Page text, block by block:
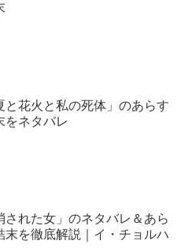
と花火と私の死体」のあらす
をネタバレ
された女」のネタバレ＆あら
末を徹底解説｜イ・チョルハ